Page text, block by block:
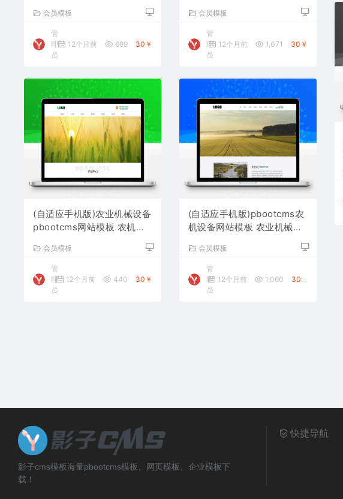
会员模板
管
理
员
12个月前 889 30￥
会员模板
管
理
员
12个月前 1,071 30￥
(自适应手机版)农业机械设备
pbootcms网站模板 农机设
会员模板
管
理
员
12个月前 440 30￥
(自适应手机版)pbootcms农
机设备网站模板 农业机械设
会员模板
管
理
员
12个月前 1,060 30￥
影子cms模板海量pbootcms模板、网页模板、企业模板下
载！
快捷导航